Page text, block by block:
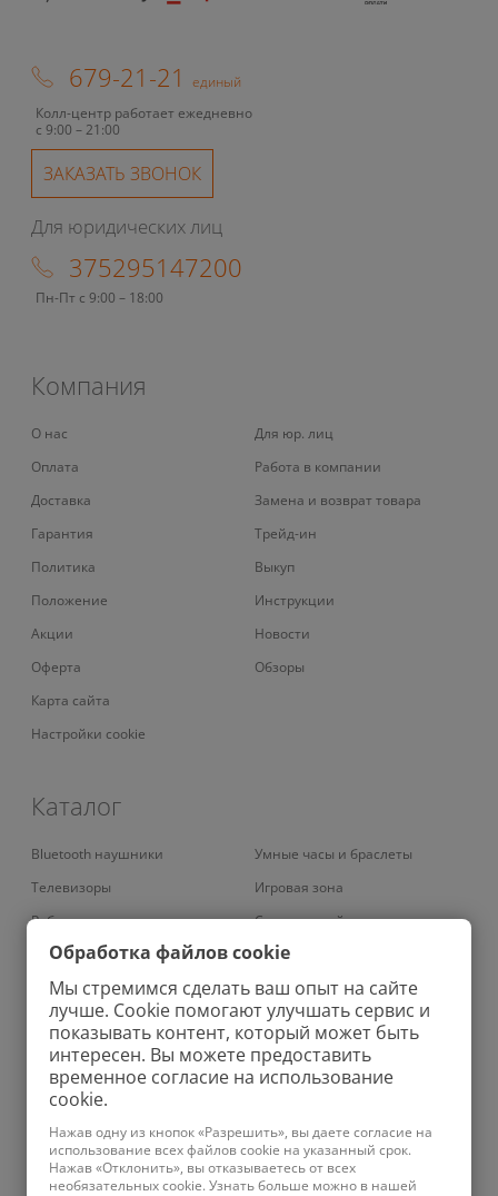
679-21-21
единый
Колл-центр работает ежедневно
с 9:00 – 21:00
ЗАКАЗАТЬ ЗВОНОК
Для юридических лиц
375295147200
Пн-Пт с 9:00 – 18:00
Компания
О нас
Оплата
Доставка
Гарантия
Политика
Положение
Акции
Оферта
Карта сайта
Настройки cookie
Для юр. лиц
Работа в компании
Замена и возврат товара
Трейд-ин
Выкуп
Инструкции
Новости
Обзоры
Каталог
Bluetooth наушники
Телевизоры
Роботы-пылесосы
Умные кондиционеры
Вертикальные пылесосы
Роботы-мойщики окон
Колонки
Проекторы
Планшеты
Телефоны
Умные часы и браслеты
Игровая зона
Смарт-устройства
Умный дом
Аудио
Ирригаторы
Зубные щетки
Велосипеды
Бритвы
Ноутбуки
Обработка файлов cookie
Мы стремимся сделать ваш опыт на сайте
лучше. Cookie помогают улучшать сервис и
показывать контент, который может быть
интересен. Вы можете предоставить
временное согласие на использование
cookie.
Нажав одну из кнопок «Разрешить», вы даете согласие на
использование всех файлов cookie на указанный срок.
Нажав «Отклонить», вы отказываетесь от всех
необязательных cookie. Узнать больше можно в нашей